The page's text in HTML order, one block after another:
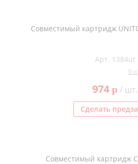
Совместимый картридж
Арт. 1384ut
0
974 p/ шт.
Сделать
Совместимый картридж